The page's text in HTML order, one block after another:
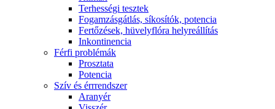
Terhességi tesztek
Fogamzásgátlás, síkosítók, potencia
Fertőzések, hüvelyflóra helyreállítás
Inkontinencia
Férfi problémák
Prosztata
Potencia
Szív és érrrendszer
Aranyér